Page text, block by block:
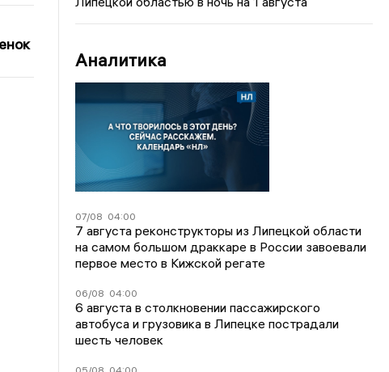
Аналитика
07/08 04:00
7 августа реконструкторы из Липецкой области
на самом большом драккаре в России завоевали
первое место в Кижской регате
06/08 04:00
6 августа в столкновении пассажирского
автобуса и грузовика в Липецке пострадали
шесть человек